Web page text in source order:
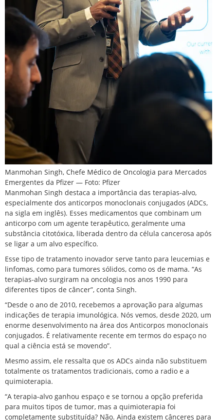
Manmohan Singh, Chefe Médico de Oncologia para Mercados
Emergentes da Pfizer — Foto: Pfizer
Manmohan Singh destaca a importância das terapias-alvo,
especialmente dos anticorpos monoclonais conjugados (ADCs,
na sigla em inglês). Esses medicamentos que combinam um
anticorpo com um agente terapêutico, geralmente uma
substância citotóxica, liberada dentro da célula cancerosa após
se ligar a um alvo específico.
Esse tipo de tratamento inovador serve tanto para leucemias e
linfomas, como para tumores sólidos, como os de mama. “As
terapias-alvo surgiram na oncologia nos anos 1990 para
diferentes tipos de câncer”, conta Singh.
“Desde o ano de 2010, recebemos a aprovação para algumas
indicações de terapia imunológica. Nós vemos, desde 2020, um
enorme desenvolvimento na área dos Anticorpos monoclonais
conjugados. É relativamente recente em termos do espaço no
qual a ciência está se movendo”.
Mesmo assim, ele ressalta que os ADCs ainda não substituem
totalmente os tratamentos tradicionais, como a radio e a
quimioterapia.
“A terapia-alvo ganhou espaço e se tornou a opção preferida
para muitos tipos de tumor, mas a quimioterapia foi
completamente substituída? Não. Ainda existem cânceres para